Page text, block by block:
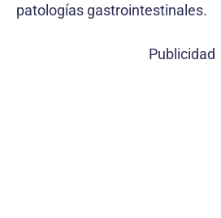
patologías gastrointestinales.
Publicidad